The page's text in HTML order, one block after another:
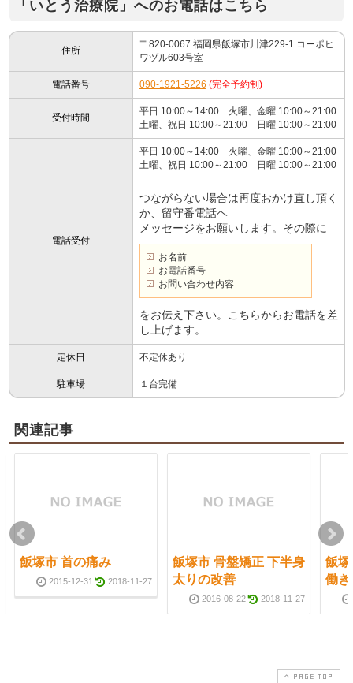
「いとう治療院」へのお電話はこちら
住所
〒820-0067 福岡県飯塚市川津229-1 コーポヒ
ワヅル603号室
電話番号 090-1921-5226 (完全予約制)
受付時間
平日 10:00～14:00 火曜、金曜 10:00～21:00
土曜、祝日 10:00～21:00 日曜 10:00～21:00
電話受付
平日 10:00～14:00 火曜、金曜 10:00～21:00
土曜、祝日 10:00～21:00 日曜 10:00～21:00
つながらない場合は再度おかけ直し頂く
か、留守番電話ヘ
メッセージをお願いします。その際に
お名前
お電話番号
お問い合わせ内容
をお伝え下さい。こちらからお電話を差
し上げます。
定休日 不定休あり
駐車場 １台完備
関連記事
飯塚市 首の痛み
2015-12-31 2018-11-27
飯塚市 骨盤矯正 下半身
太りの改善
2016-08-22 2018-11-27
飯
働
PAGE TOP